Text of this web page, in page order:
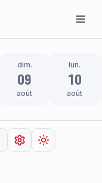
dim.
09
août
lun.
10
août
Ouvrir lesChanger de